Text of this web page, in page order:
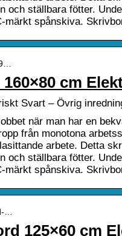
och ställbara fötter.
spånskiva.
cm
Svart – Övrig
när man har en
från monotona
arbete. Detta
och ställbara fötter.
spånskiva.
…
125×60 cm